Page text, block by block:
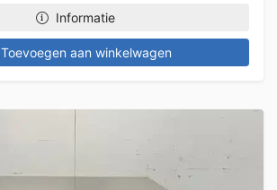
Informatie
Toevoegen aan winkelwagen